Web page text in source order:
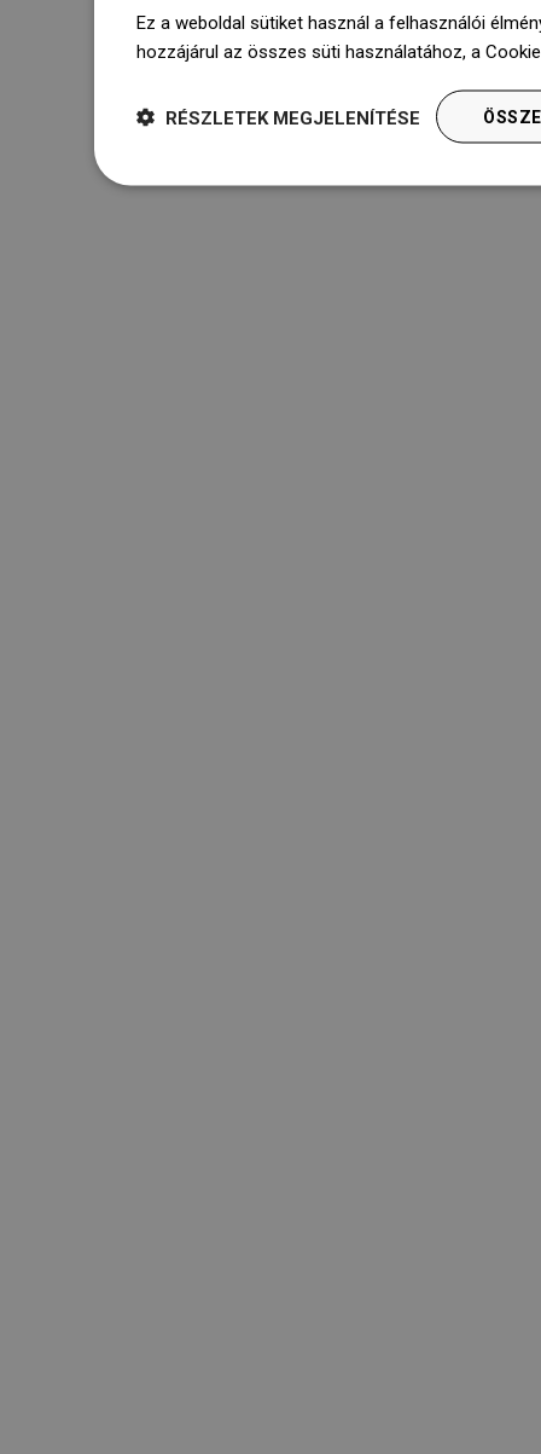
Ez a weboldal sütiket használ a felhasználói
hozzájárul az összes süti használatához, a
RÉSZLETEK MEGJELENÍTÉSE